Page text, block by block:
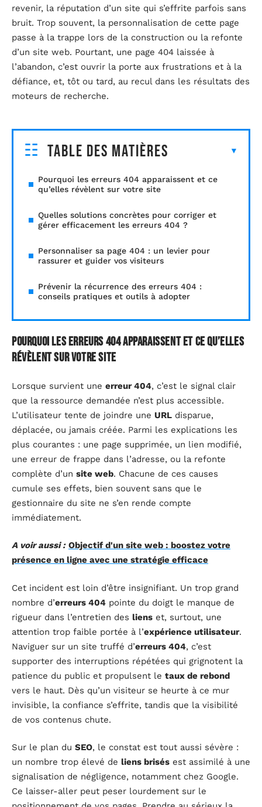
revenir, la réputation d’un site qui s’effrite parfois sans
bruit. Trop souvent, la personnalisation de cette page
passe à la trappe lors de la construction ou la refonte
d’un site web. Pourtant, une page 404 laissée à
l’abandon, c’est ouvrir la porte aux frustrations et à la
défiance, et, tôt ou tard, au recul dans les résultats des
moteurs de recherche.
Table des matières
Pourquoi les erreurs 404 apparaissent et ce
qu’elles révèlent sur votre site
Quelles solutions concrètes pour corriger et
gérer efficacement les erreurs 404 ?
Personnaliser sa page 404 : un levier pour
rassurer et guider vos visiteurs
Prévenir la récurrence des erreurs 404 :
conseils pratiques et outils à adopter
Pourquoi les erreurs 404 apparaissent et ce qu’elles
révèlent sur votre site
Lorsque survient une erreur 404, c’est le signal clair
que la ressource demandée n’est plus accessible.
L’utilisateur tente de joindre une URL disparue,
déplacée, ou jamais créée. Parmi les explications les
plus courantes : une page supprimée, un lien modifié,
une erreur de frappe dans l’adresse, ou la refonte
complète d’un site web. Chacune de ces causes
cumule ses effets, bien souvent sans que le
gestionnaire du site ne s’en rende compte
immédiatement.
A voir aussi : Objectif d'un site web : boostez votre
présence en ligne avec une stratégie efficace
Cet incident est loin d’être insignifiant. Un trop grand
nombre d’erreurs 404 pointe du doigt le manque de
rigueur dans l’entretien des liens et, surtout, une
attention trop faible portée à l’expérience utilisateur.
Naviguer sur un site truffé d’erreurs 404, c’est
supporter des interruptions répétées qui grignotent la
patience du public et propulsent le taux de rebond
vers le haut. Dès qu’un visiteur se heurte à ce mur
invisible, la confiance s’effrite, tandis que la visibilité
de vos contenus chute.
Sur le plan du SEO, le constat est tout aussi sévère :
un nombre trop élevé de liens brisés est assimilé à une
signalisation de négligence, notamment chez Google.
Ce laisser-aller peut peser lourdement sur le